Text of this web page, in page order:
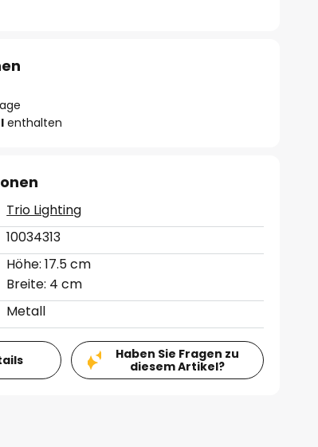
enthalten
Trio Lighting
10034313
Höhe: 17.5 cm
Breite: 4 cm
Metall
Haben Sie Fragen zu
diesem Artikel?